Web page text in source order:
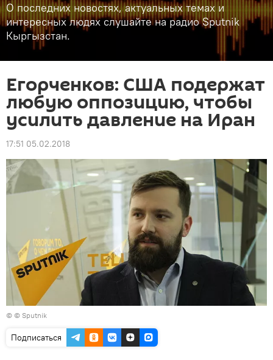
О последних новостях, актуальных темах и
интересных людях слушайте на радио Sputnik
Кыргызстан.
Егорченков: США подержат
любую оппозицию, чтобы
усилить давление на Иран
17:51 05.02.2018
© © Sputnik
Подписаться